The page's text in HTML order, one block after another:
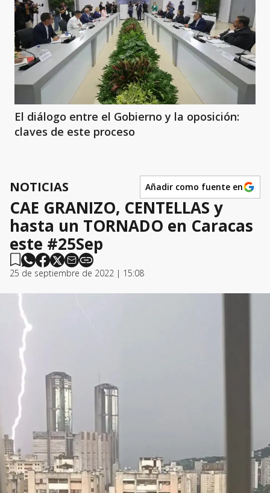
El diálogo entre el Gobierno y la oposición:
claves de este proceso
NOTICIAS Añadir como fuente en
CAE GRANIZO, CENTELLAS y
hasta un TORNADO en Caracas
este #25Sep
25 de septiembre de 2022 | 15:08